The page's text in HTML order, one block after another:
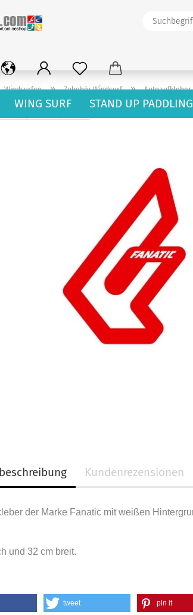
WING SURF STAND UP PADDLING
Windsurfen » Zubehör Windsurf » Autoaufkleber
Kundenrezensionen
der Marke Fanatic mit weißen
und 32 cm breit.
tweet pin it